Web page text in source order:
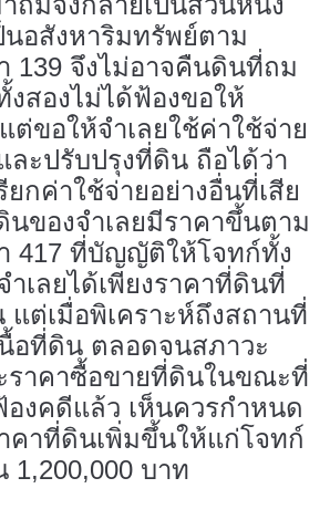
อสังหาริมทรัพย์ตาม
139 จึงไม่อาจคืนดินที่ถม
งสองไม่ได้ฟ้องขอให้
ต่ขอให้จำเลยใช้ค่าใช้จ่าย
ะปรับปรุงที่ดิน ถือได้ว่า
ยกค่าใช้จ่ายอย่างอื่นที่เสีย
ของจำเลยมีราคาขึ้นตาม
417 ที่บัญญัติให้โจทก์ทั้ง
ำเลยได้เพียงราคาที่ดินที่
แต่เมื่อพิเคราะห์ถึงสถานที่
อที่ดิน ตลอดจนสภาวะ
ราคาซื้อขายที่ดินในขณะที่
งคดีแล้ว เห็นควรกำหนด
คาที่ดินเพิ่มขึ้นให้แก่โจทก์
1,200,000 บาท